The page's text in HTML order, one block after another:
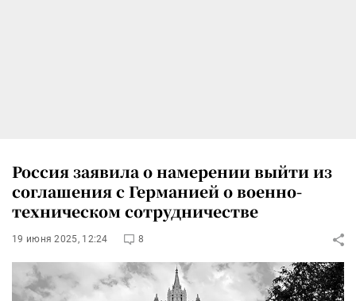
Россия заявила о намерении выйти из
соглашения с Германией о военно-
техническом сотрудничестве
19 июня 2025, 12:24 8